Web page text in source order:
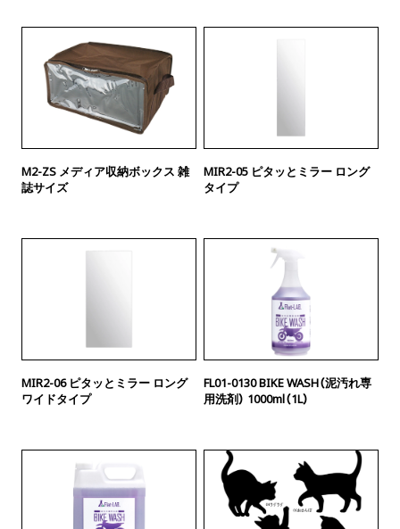
M2-ZS メディア収納ボックス 雑
誌サイズ
MIR2-05 ピタッとミラー ロング
タイプ
MIR2-06 ピタッとミラー ロング
ワイドタイプ
FL01-0130 BIKE WASH（泥汚れ専
用洗剤） 1000ml（1L）